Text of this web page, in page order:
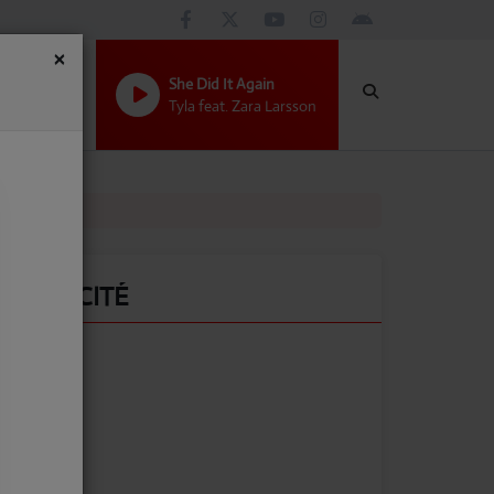
She Did It Again
Tyla feat. Zara Larsson
PUBLICITÉ
×